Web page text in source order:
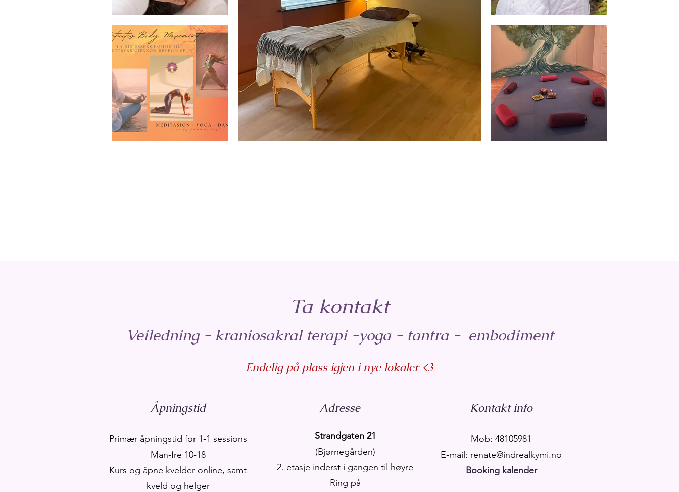
Ta kontakt
Veiledning - kraniosakral terapi -y​oga - tantra - embodiment
Endelig på plass igjen i nye lokaler <3
Åpningstid Adresse Kontakt info
Primær åpningstid for 1-1 sessions
Man-fre 10-18
Kurs og åpne kvelder online, samt
kveld og helger
Strandgaten 21
(Bjørnegården)
2. etasje inderst i gangen til høyre
Ring på
Mob: 48105981
E-mail: renate@indrealkymi.no
Booking kalender